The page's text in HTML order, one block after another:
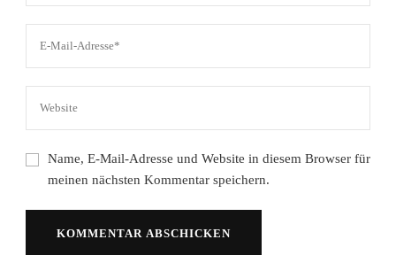
Name, E-Mail-Adresse und Website in diesem Browser für
meinen nächsten Kommentar speichern.